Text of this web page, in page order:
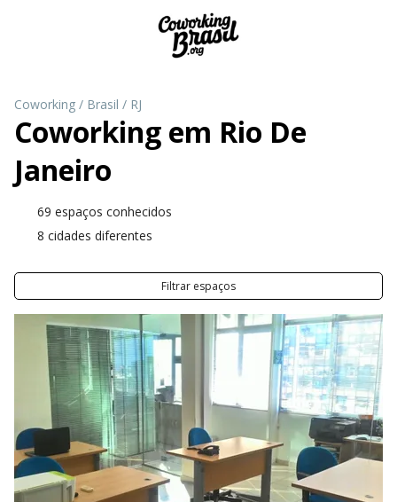
Coworking / Brasil / RJ
Coworking em Rio De
Janeiro
69 espaços conhecidos
8 cidades diferentes
Filtrar espaços